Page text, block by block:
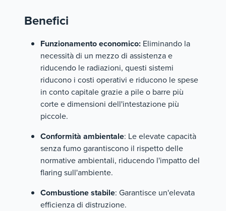
Benefici
Funzionamento economico: Eliminando la
necessità di un mezzo di assistenza e
riducendo le radiazioni, questi sistemi
riducono i costi operativi e riducono le spese
in conto capitale grazie a pile o barre più
corte e dimensioni dell'intestazione più
piccole.
Conformità ambientale: Le elevate capacità
senza fumo garantiscono il rispetto delle
normative ambientali, riducendo l'impatto del
flaring sull'ambiente.
Combustione stabile: Garantisce un'elevata
efficienza di distruzione.